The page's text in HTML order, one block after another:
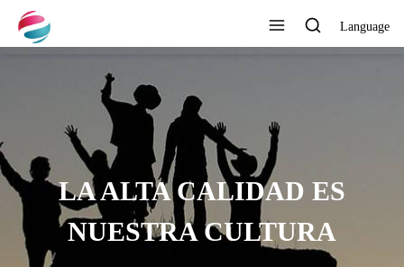
Language
LA ALTA CALIDAD ES
NUESTRA CULTURA